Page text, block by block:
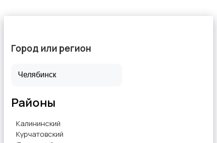
Город или регион
Районы
Калининский
Курчатовский